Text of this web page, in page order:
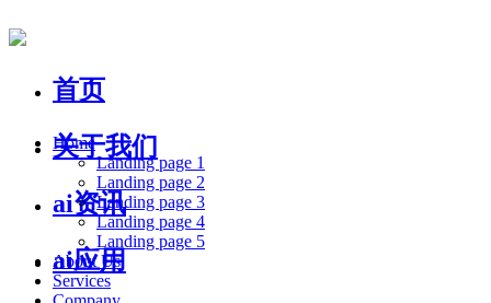
首页
关于我们
ai资讯
ai应用
Home
Landing page 1
Landing page 2
Landing page 3
Landing page 4
Landing page 5
About Us
Services